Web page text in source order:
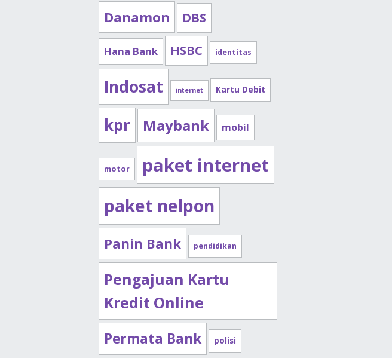
Danamon DBS
Hana Bank HSBC identitas
Indosat internet Kartu Debit
kpr Maybank mobil
motor paket internet
paket nelpon
Panin Bank pendidikan
Pengajuan Kartu
Kredit Online
Permata Bank polisi